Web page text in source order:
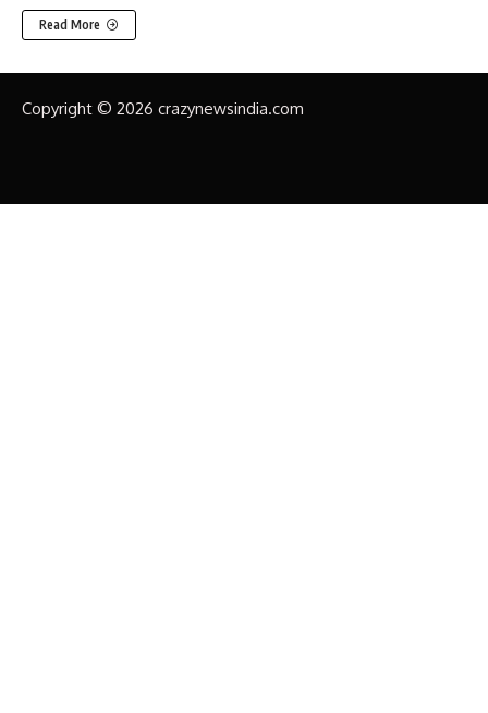
Read More
Copyright © 2026 crazynewsindia.com